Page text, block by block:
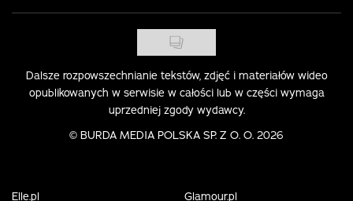
Dalsze rozpowszechnianie tekstów, zdjęć i materiałów wideo
opublikowanych w serwisie w całości lub w części wymaga
uprzedniej zgody wydawcy.
© BURDA MEDIA POLSKA SP. Z O. O. 2026
Elle.pl
Glamour.pl